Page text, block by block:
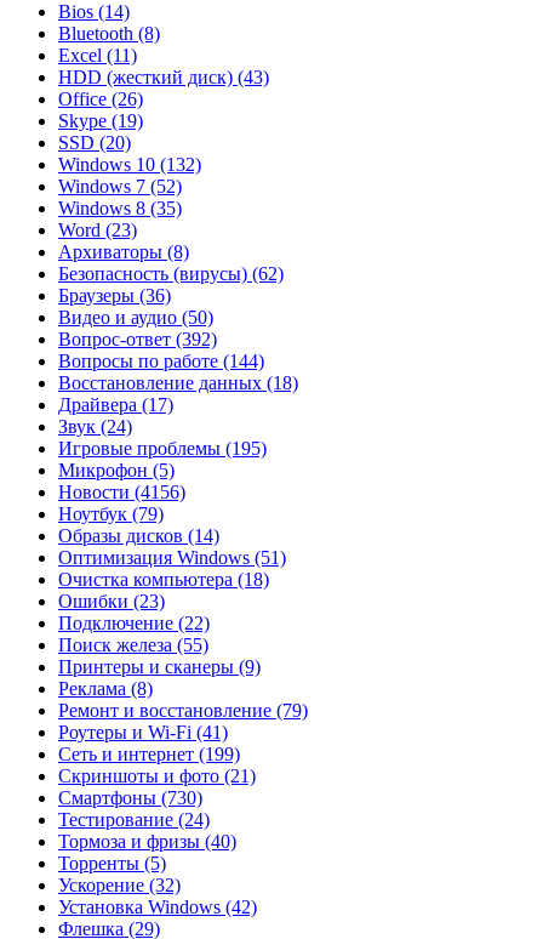
Bios (14)
Bluetooth (8)
Excel (11)
HDD (жесткий диск) (43)
Office (26)
Skype (19)
SSD (20)
Windows 10 (132)
Windows 7 (52)
Windows 8 (35)
Word (23)
Архиваторы (8)
Безопасность (вирусы) (62)
Браузеры (36)
Видео и аудио (50)
Вопрос-ответ (392)
Вопросы по работе (144)
Восстановление данных (18)
Драйвера (17)
Звук (24)
Игровые проблемы (195)
Микрофон (5)
Новости (4156)
Ноутбук (79)
Образы дисков (14)
Оптимизация Windows (51)
Очистка компьютера (18)
Ошибки (23)
Подключение (22)
Поиск железа (55)
Принтеры и сканеры (9)
Реклама (8)
Ремонт и восстановление (79)
Роутеры и Wi-Fi (41)
Сеть и интернет (199)
Скриншоты и фото (21)
Смартфоны (730)
Тестирование (24)
Тормоза и фризы (40)
Торренты (5)
Ускорение (32)
Установка Windows (42)
Флешка (29)